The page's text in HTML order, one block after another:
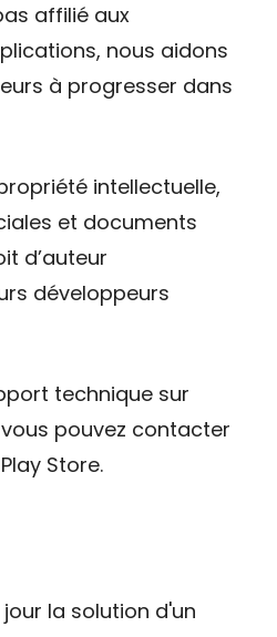
affilié aux
nous aidons
à progresser dans
intellectuelle,
et documents
d’auteur
développeurs
technique sur
pouvez contacter
Store.
la solution d'un